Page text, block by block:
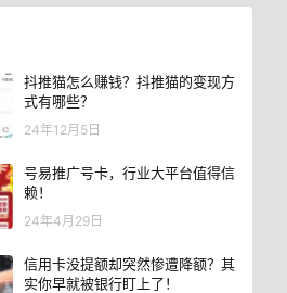
抖推猫怎么赚钱？抖推猫的变现方
式有哪些？
24年12月5日
号易推广号卡，行业大平台值得信
赖！
24年4月29日
信用卡没提额却突然惨遭降额？其
实你早就被银行盯上了！